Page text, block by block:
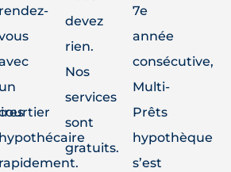
rendez-
hypothécaire
rapidement.
devez
rien.
Nos
services
sont
gratuits.
7e
année
consécutive,
Multi-
Prêts
hypothèque
s’est